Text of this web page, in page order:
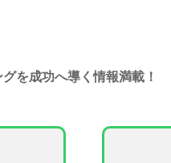
を成功へ導く情報満載！